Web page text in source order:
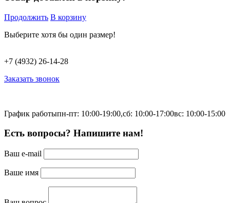
Продолжить В корзину
Выберите хотя бы один размер!
+7 (4932) 26-14-28
Заказать звонок
График работыпн-пт: 10:00-19:00,сб: 10:00-17:00вс: 10:00-15:00
Есть вопросы? Напишите нам!
Ваш e-mail
Ваше имя